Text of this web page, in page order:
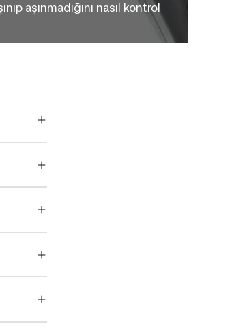
aşınmadığını nasıl kontrol